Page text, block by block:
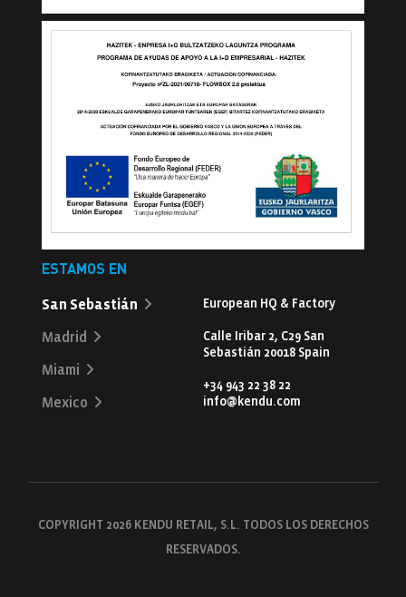
ESTAMOS EN
San Sebastián
Madrid
Miami
Mexico
European HQ & Factory
Calle Iribar 2, C29 San
Sebastián 20018 Spain
+34 943 22 38 22
info@kendu.com
COPYRIGHT 2026 KENDU RETAIL, S.L. TODOS LOS DERECHOS
RESERVADOS.